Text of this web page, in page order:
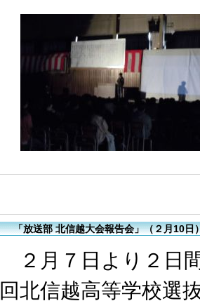
「放送部 北信越大会報告会」（２月10日
２月７日より２日
回北信越高等学校選